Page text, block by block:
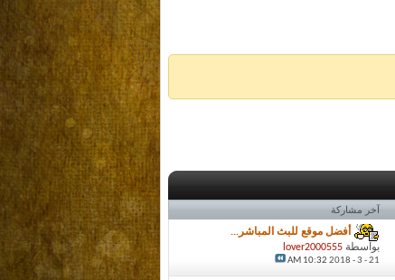
آخر مشاركة
أفضل موقع للبث المباشر...
بواسطةlover2000555
21 - 3 - 2018
10:32 AM